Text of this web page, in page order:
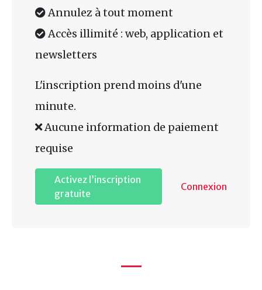
Annulez à tout moment
Accès illimité : web, application et
newsletters
L'inscription prend moins d'une
minute.
Aucune information de paiement
requise
Activez l’inscription
gratuite
Connexion